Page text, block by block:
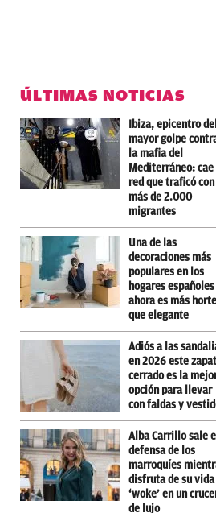
ÚLTIMAS NOTICIAS
Ibiza, epicentro del
mayor golpe
la mafia del
Mediterráneo: cae
red que traficó con
más de 2.000
migrantes
Una de las
decoraciones más
populares en los
hogares españoles
ahora es más
que elegante
Adiós a las
en 2026 este
cerrado es la
opción para llevar
con faldas y
Alba Carrillo sale
defensa de los
marroquíes
disfruta de su vida
‘woke’ en un
de lujo